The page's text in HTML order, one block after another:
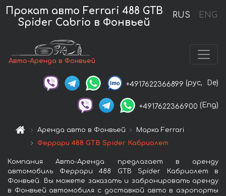
RUS ENG
Прокат авто Ferrari 488 GTB
Spider Cabrio в Фонвьей
Авто-Аренда в Фонвьей
+4917622366899 (рус, De)
+4917622366900 (Eng)
Аренда авто в Фонвьей
Марка Ferrari
Феррари 488 GTB Spider Кабриолет
Компания Авто-Аренда предлагает в аренду
автомобиль Феррари 488 GTB Spider Кабриолет в
Фонвьей. Вы можете заказать и забронировать аренду
в Фонвьей автомобиля с доставкой авто в аэропорты